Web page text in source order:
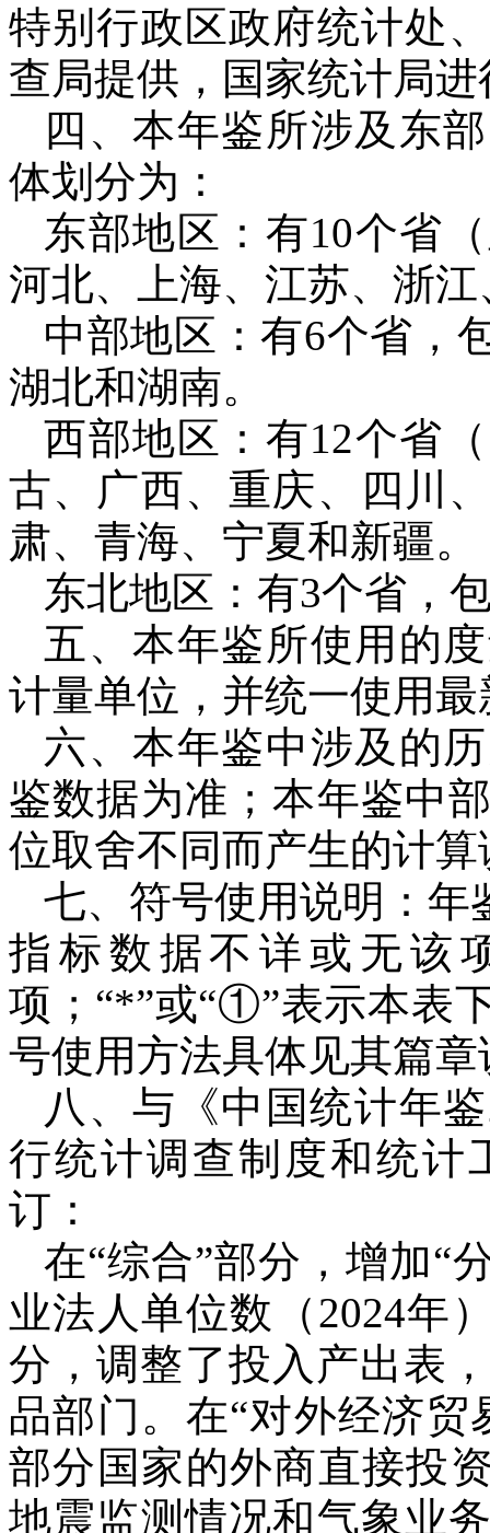
特别行政区政府统计处
查局提供，国家统计局
四、本年鉴所涉及东
体划分为：
东部地区：有10个省
河北、上海、江苏、浙
中部地区：有6个省，
湖北和湖南。
西部地区：有12个省
古、广西、重庆、四川
肃、青海、宁夏和新疆。
东北地区：有3个省，
五、本年鉴所使用的
计量单位，并统一使用
六、本年鉴中涉及的
鉴数据为准；本年鉴中
位取舍不同而产生的计
七、符号使用说明：年
指标数据不详或无该
项；“*”或“①”表示本表
号使用方法具体见其篇章
八、与《中国统计年鉴
行统计调查制度和统计
订：
在“综合”部分，增加“
业法人单位数（2024年
分，调整了投入产出表
品部门。在“对外经济
部分国家的外商直接投
地震监测情况和气象业